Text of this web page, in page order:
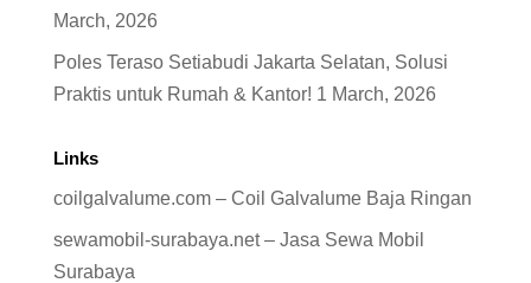
March, 2026
Poles Teraso Setiabudi Jakarta Selatan, Solusi
Praktis untuk Rumah & Kantor! 1 March, 2026
Links
coilgalvalume.com – Coil Galvalume Baja Ringan
sewamobil-surabaya.net – Jasa Sewa Mobil
Surabaya